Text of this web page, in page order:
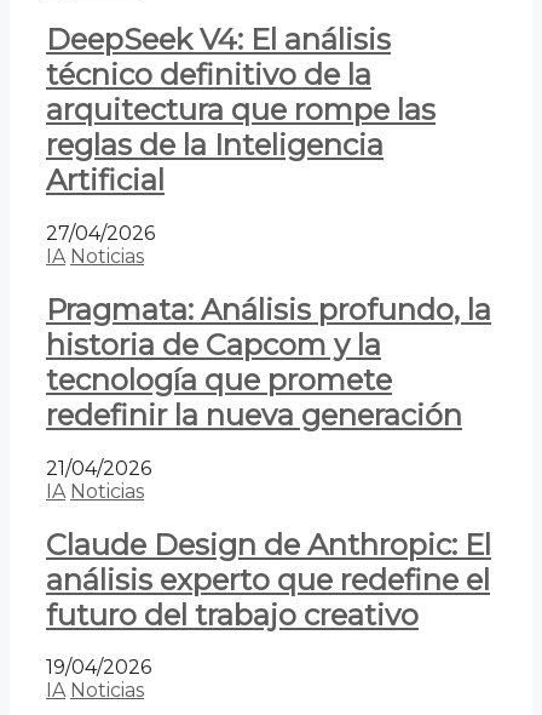
DeepSeek V4: El análisis
técnico definitivo de la
arquitectura que rompe las
reglas de la Inteligencia
Artificial
27/04/2026
IA Noticias
Pragmata: Análisis profundo, la
historia de Capcom y la
tecnología que promete
redefinir la nueva generación
21/04/2026
IA Noticias
Claude Design de Anthropic: El
análisis experto que redefine el
futuro del trabajo creativo
19/04/2026
IA Noticias